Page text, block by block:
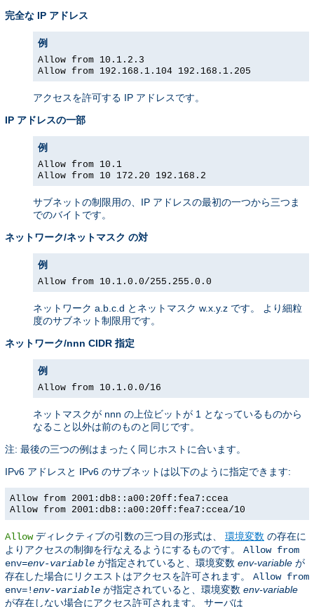
完全な IP アドレス
例
Allow from 10.1.2.3
Allow from 192.168.1.104 192.168.1.205
アクセスを許可する IP アドレスです。
IP アドレスの一部
例
Allow from 10.1
Allow from 10 172.20 192.168.2
サブネットの制限用の、IP アドレスの最初の一つから三つま
でのバイトです。
ネットワーク/ネットマスク の対
例
Allow from 10.1.0.0/255.255.0.0
ネットワーク a.b.c.d とネットマスク w.x.y.z です。 より細粒
度のサブネット制限用です。
ネットワーク/nnn CIDR 指定
例
Allow from 10.1.0.0/16
ネットマスクが nnn の上位ビットが 1 となっているものから
なること以外は前のものと同じです。
注: 最後の三つの例はまったく同じホストに合います。
IPv6 アドレスと IPv6 のサブネットは以下のように指定できます:
Allow from 2001:db8::a00:20ff:fea7:ccea
Allow from 2001:db8::a00:20ff:fea7:ccea/10
Allowディレクティブの引数の三つ目の形式は、 環境変数 の存在に
よりアクセスの制御を行なえるようにするものです。 Allow from
env=env-variable が指定されていると、環境変数 env-variable が
存在した場合にリクエストはアクセスを許可されます。 Allow from
env=!env-variable が指定されていると、環境変数 env-variable
が存在しない場合にアクセス許可されます。 サーバは